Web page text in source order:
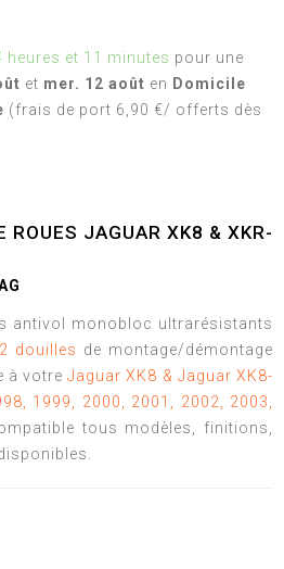
heures et 11 minutes pour une
et mer. 12 août en Domicile
(frais de port 6,90 €/ offerts dès
ROUES JAGUAR XK8 & XKR-
antivol monobloc ultrarésistants
2 douilles de montage/démontage
à votreJaguar XK8 & Jaguar XK8-
1999, 2000, 2001, 2002, 2003,
tous modèles, finitions,